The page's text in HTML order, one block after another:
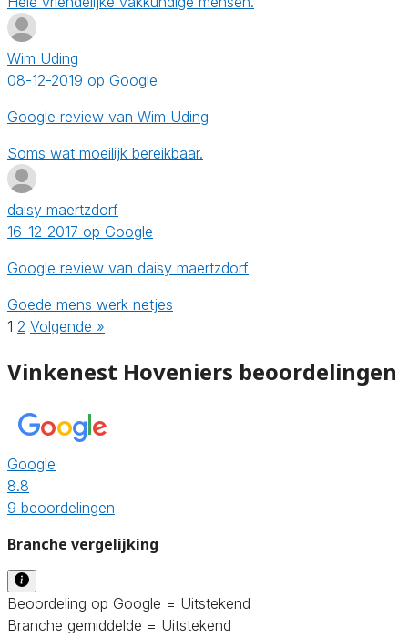
Wim Uding
08-12-2019 op Google
Google review van Wim Uding
Soms wat moeilijk bereikbaar.
daisy maertzdorf
16-12-2017 op Google
Google review van daisy maertzdorf
Goede mens werk netjes
1 2 Volgende »
Vinkenest Hoveniers beoordelingen
Google
8.8
9 beoordelingen
Branche vergelijking
Beoordeling op Google = Uitstekend
Branche gemiddelde = Uitstekend